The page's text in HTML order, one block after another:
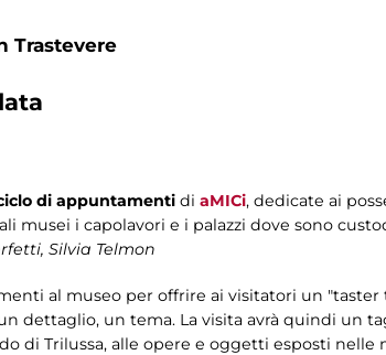
Trastevere
di appuntamenti di aMICi, dedicate ai
musei i capolavori e i palazzi dove sono
Silvia Telmon
al museo per offrire ai visitatori un
dettaglio, un tema. La visita avrà quindi un
di Trilussa, alle opere e oggetti esposti